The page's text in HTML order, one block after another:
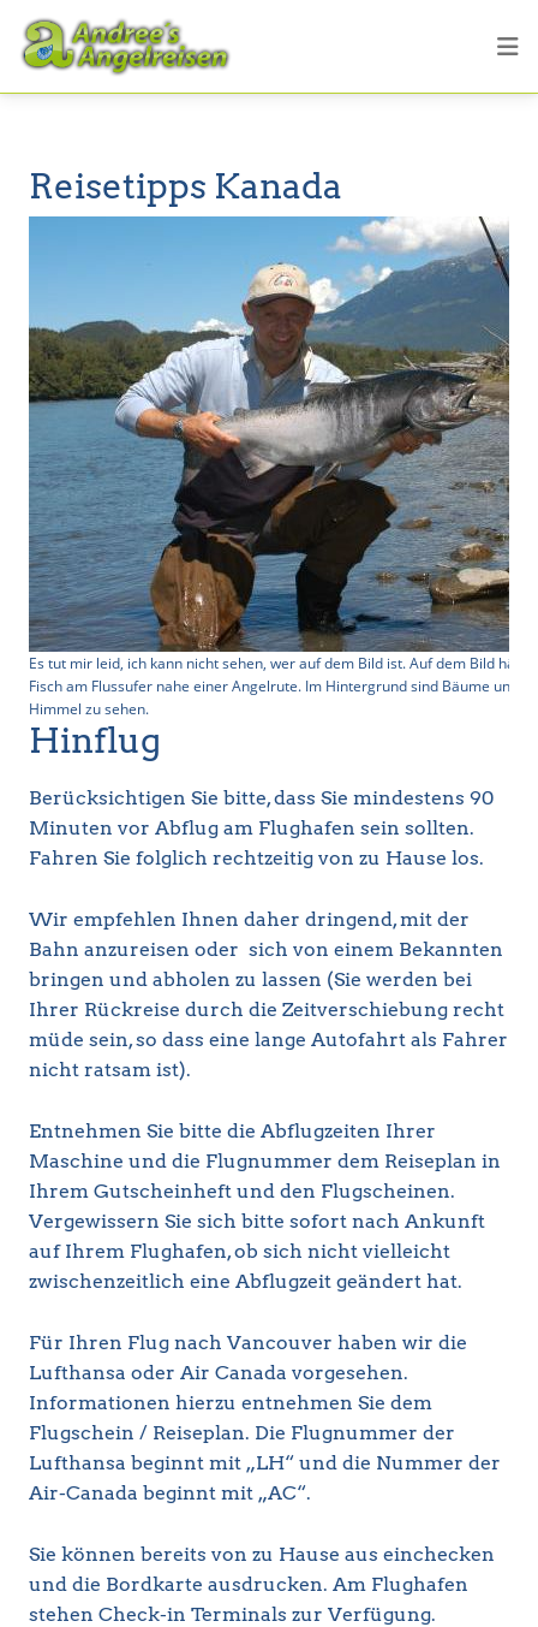
Reisetipps Kanada
Es tut mir leid, ich kann nicht sehen, wer auf dem Bild ist. Auf dem Bild hält
Fisch am Flussufer nahe einer Angelrute. Im Hintergrund sind Bäume und
Himmel zu sehen.
Hinflug
Berücksichtigen Sie bitte, dass Sie mindestens 90
Minuten vor Abflug am Flughafen sein sollten.
Fahren Sie folglich rechtzeitig von zu Hause los.
Wir empfehlen Ihnen daher dringend, mit der
Bahn anzureisen oder sich von einem Bekannten
bringen und abholen zu lassen (Sie werden bei
Ihrer Rückreise durch die Zeitverschiebung recht
müde sein, so dass eine lange Autofahrt als Fahrer
nicht ratsam ist).
Entnehmen Sie bitte die Abflugzeiten Ihrer
Maschine und die Flugnummer dem Reiseplan in
Ihrem Gutscheinheft und den Flugscheinen.
Vergewissern Sie sich bitte sofort nach Ankunft
auf Ihrem Flughafen, ob sich nicht vielleicht
zwischenzeitlich eine Abflugzeit geändert hat.
Für Ihren Flug nach Vancouver haben wir die
Lufthansa oder Air Canada vorgesehen.
Informationen hierzu entnehmen Sie dem
Flugschein / Reiseplan. Die Flugnummer der
Lufthansa beginnt mit „LH“ und die Nummer der
Air-Canada beginnt mit „AC“.
Sie können bereits von zu Hause aus einchecken
und die Bordkarte ausdrucken. Am Flughafen
stehen Check-in Terminals zur Verfügung.